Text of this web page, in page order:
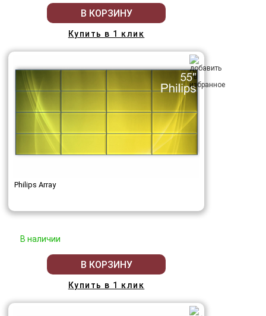
В КОРЗИНУ
Купить в 1 клик
Philips Array
В наличии
В КОРЗИНУ
Купить в 1 клик